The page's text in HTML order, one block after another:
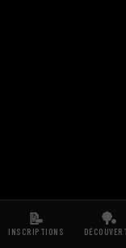
📝
INSCRIPTIONS
🏓